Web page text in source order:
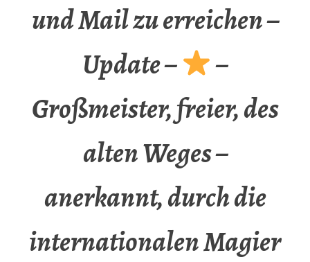
und Mail zu erreichen –
Update –
–
Großmeister, freier, des
alten Weges –
anerkannt, durch die
internationalen Magier